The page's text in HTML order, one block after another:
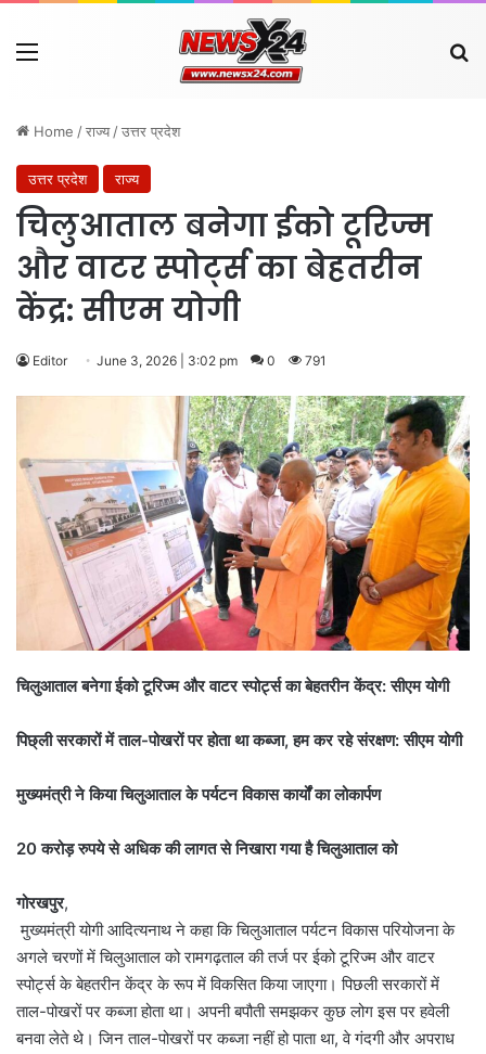
Menu
Home /राज्य /उत्तर प्रदेश
उत्तर प्रदेश राज्य
चिलुआताल बनेगा ईको टूरिज्म
और वाटर स्पोर्ट्स का बेहतरीन
केंद्र: सीएम योगी
Editor June 3, 2026 | 3:02 pm 0 791
चिलुआताल बनेगा ईको टूरिज्म और वाटर स्पोर्ट्स का बेहतरीन केंद्र: सीएम योगी
पिछ्ली सरकारों में ताल-पोखरों पर होता था कब्जा, हम कर रहे संरक्षण: सीएम योगी
मुख्यमंत्री ने किया चिलुआताल के पर्यटन विकास कार्यों का लोकार्पण
20 करोड़ रुपये से अधिक की लागत से निखारा गया है चिलुआताल को
गोरखपुर,
मुख्यमंत्री योगी आदित्यनाथ ने कहा कि चिलुआताल पर्यटन विकास परियोजना के
अगले चरणों में चिलुआताल को रामगढ़ताल की तर्ज पर ईको टूरिज्म और वाटर
स्पोर्ट्स के बेहतरीन केंद्र के रूप में विकसित किया जाएगा। पिछली सरकारों में
ताल-पोखरों पर कब्जा होता था। अपनी बपौती समझकर कुछ लोग इस पर हवेली
बनवा लेते थे। जिन ताल-पोखरों पर कब्जा नहीं हो पाता था, वे गंदगी और अपराध